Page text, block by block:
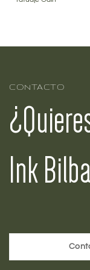
CONTACTO
Ink